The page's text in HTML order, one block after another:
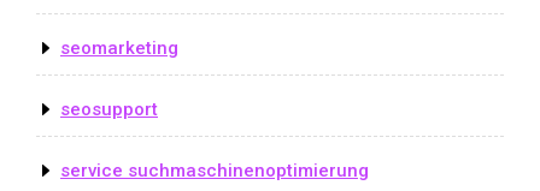
seomarketing
seosupport
service suchmaschinenoptimierung